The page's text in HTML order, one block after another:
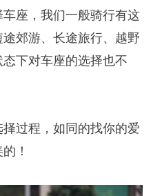
座，我们一般骑行有这
郊游、长途旅行、越野
下对车座的选择也不
过程，如同的找你的爱
！